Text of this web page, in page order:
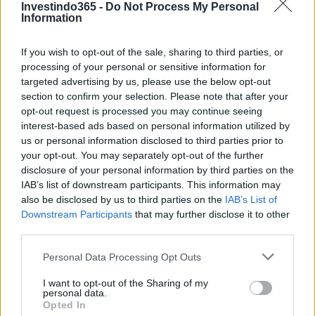
Investindo365 - Do Not Process My Personal
Information
If you wish to opt-out of the sale, sharing to third parties, or
processing of your personal or sensitive information for
targeted advertising by us, please use the below opt-out
section to confirm your selection. Please note that after your
opt-out request is processed you may continue seeing
interest-based ads based on personal information utilized by
us or personal information disclosed to third parties prior to
your opt-out. You may separately opt-out of the further
disclosure of your personal information by third parties on the
IAB’s list of downstream participants. This information may
also be disclosed by us to third parties on the IAB’s List of
Downstream Participants that may further disclose it to other
Please note that this website/app uses one or more Google
not limited to your visit or usage behaviour. You may click to
grant or deny consent to Google and its third-party tags to
use your data for below specified purposes in below Google
Personal Data Processing Opt Outs
I want to opt-out of the Sharing of my
personal data.
Opted In
investidores experientes é o
Capital Asset Pricing Model
ferramenta vital para avaliar a relação entre risco e
retornos esperados, orientando os investidores na tomada
de decisões informadas.3
Um dos modelos mais amplamente utilizados entre
investidores experientes é oCapital Asset Pricing Model
comumente referido como CAPM. Este modelo é uma
ferramenta vital para avaliar a relação entre risco e
retornos esperados, orientando os investidores na tomada
AUTOR
Staff